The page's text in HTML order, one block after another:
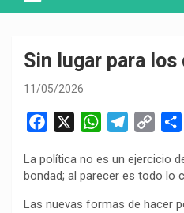
Sin lugar para
11/05/2026
c
e
b
W
a
t
s
l
e
g
p
y
L
La política no es un ejercicio
bondad; al parecer es todo lo
Las nuevas formas de hacer